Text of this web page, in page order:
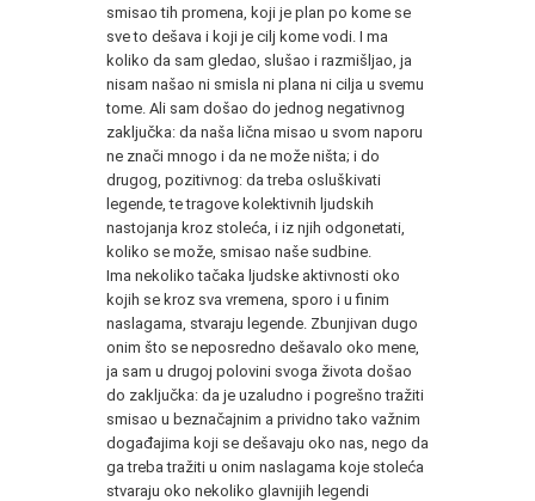
smisao tih promena, koji je plan po kome se
sve to dešava i koji je cilj kome vodi. I ma
koliko da sam gledao, slušao i razmišljao, ja
nisam našao ni smisla ni plana ni cilja u svemu
tome. Ali sam došao do jednog negativnog
zaključka: da naša lična misao u svom naporu
ne znači mnogo i da ne može ništa; i do
drugog, pozitivnog: da treba osluškivati
legende, te tragove kolektivnih ljudskih
nastojanja kroz stoleća, i iz njih odgonetati,
koliko se može, smisao naše sudbine.
Ima nekoliko tačaka ljudske aktivnosti oko
kojih se kroz sva vremena, sporo i u finim
naslagama, stvaraju legende. Zbunjivan dugo
onim što se neposredno dešavalo oko mene,
ja sam u drugoj polovini svoga života došao
do zaključka: da je uzaludno i pogrešno tražiti
smisao u beznačajnim a prividno tako važnim
događajima koji se dešavaju oko nas, nego da
ga treba tražiti u onim naslagama koje stoleća
stvaraju oko nekoliko glavnijih legendi